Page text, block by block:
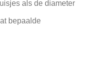
als de diameter
bepaalde